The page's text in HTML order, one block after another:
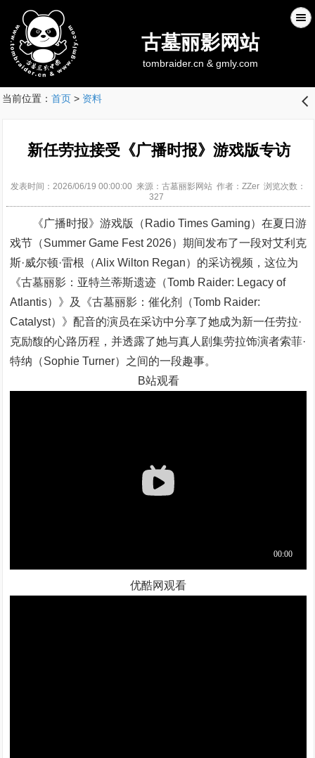
古墓丽影网站
tombraider.cn & gmly.com
当前位置： 首页> 资料 󰊒
新任劳拉接受《广播时报》游戏版专访
发表时间：2026/06/19 00:00:00 来源：古墓丽影网站 作者：ZZer 浏览次数：
327
《广播时报》游戏版（Radio Times Gaming）在夏日游
戏节（Summer Game Fest 2026）期间发布了一段对艾利克
斯·威尔顿·雷根（Alix Wilton Regan）的采访视频，这位为
《古墓丽影：亚特兰蒂斯遗迹（Tomb Raider: Legacy of
Atlantis）》及《古墓丽影：催化剂（Tomb Raider:
Catalyst）》配音的演员在采访中分享了她成为新一任劳拉·
克励馥的心路历程，并透露了她与真人剧集劳拉饰演者索菲·
特纳（Sophie Turner）之间的一段趣事。
B站观看
优酷网观看